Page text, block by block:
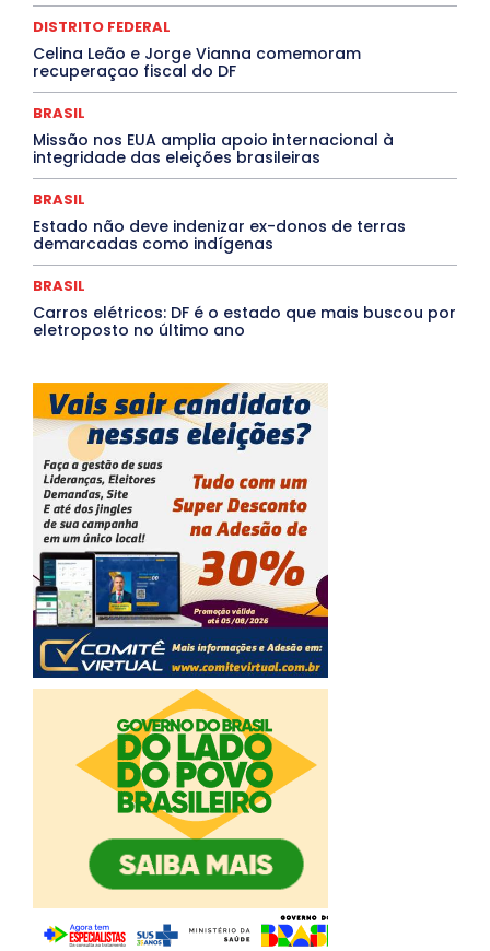
Opinião
Oropouche Pará Paraíba
Paraná
PROCESSO SELETIVO
PUBLIEDITORIAL
QUALIFICAÇÃO PROFISSIONAL
Rio de Janeiro
Rio Grande do Sul
Roraima
Saúde Agora
SEGURANÇA
Soltando o Verbo
TÁ FROID?
TEATRO TECNOLOGIA
Tocantins
Utilidade Pública
DISTRITO FEDERAL
Celina Leão e Jorge Vianna comemoram
recuperaçao fiscal do DF
BRASIL
Missão nos EUA amplia apoio internacional à
integridade das eleições brasileiras
BRASIL
Estado não deve indenizar ex-donos de terras
demarcadas como indígenas
BRASIL
Carros elétricos: DF é o estado que mais buscou por
eletroposto no último ano